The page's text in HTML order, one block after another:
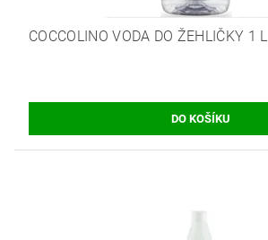
COCCOLINO VODA DO ŽEHLIČKY 1 L